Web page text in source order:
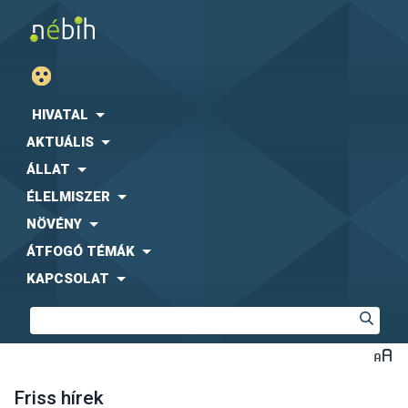
HIVATAL
AKTUÁLIS
ÁLLAT
ÉLELMISZER
NÖVÉNY
ÁTFOGÓ TÉMÁK
KAPCSOLAT
Friss hírek